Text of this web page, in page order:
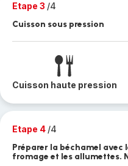
Etape 3 /4
Cuisson sous pression
Cuisson haute pression
Etape 4 /4
Préparer la béchamel
fromage et les allumettes.